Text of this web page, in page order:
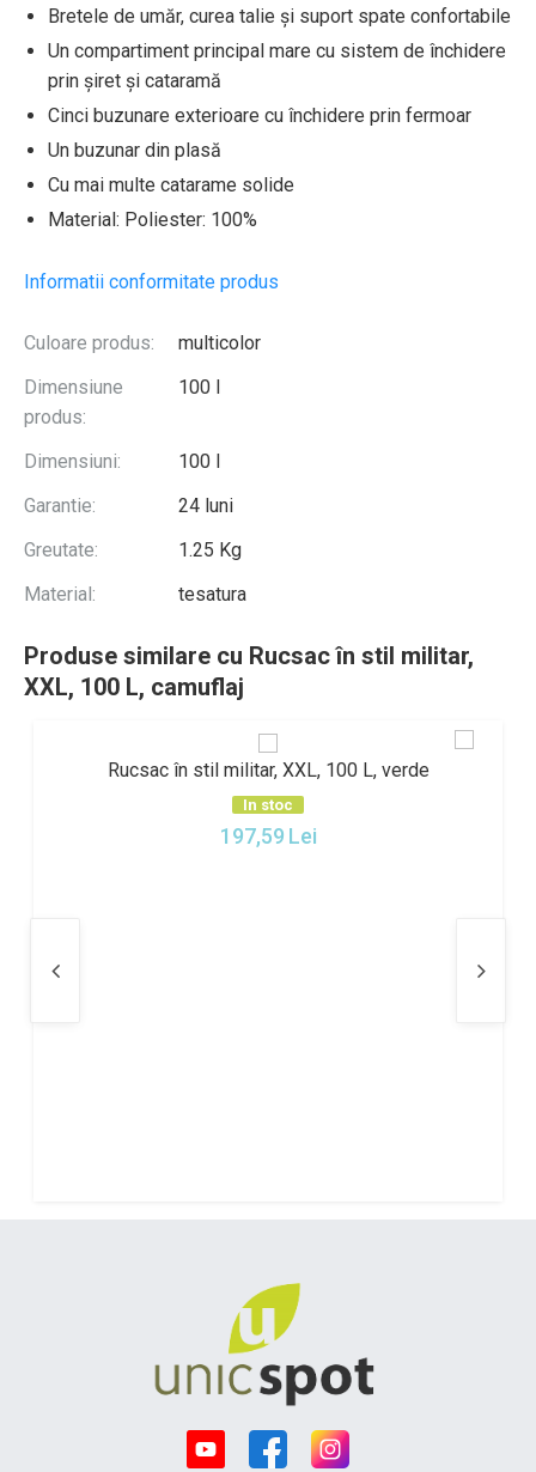
Bretele de umăr, curea talie și suport spate confortabile
Un compartiment principal mare cu sistem de închidere
prin șiret și cataramă
Cinci buzunare exterioare cu închidere prin fermoar
Un buzunar din plasă
Cu mai multe catarame solide
Material: Poliester: 100%
Informatii conformitate produs
Culoare produs:
multicolor
Dimensiune
produs:
100 l
Dimensiuni:
100 l
Garantie:
24 luni
Greutate:
1.25 Kg
Material:
tesatura
Produse similare cu Rucsac în stil militar,
XXL, 100 L, camuflaj
Rucsac în stil militar, XXL, 100 L, verde
In stoc
197,59 Lei